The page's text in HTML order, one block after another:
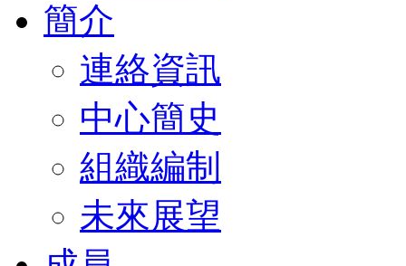
簡介
連絡資訊
中心簡史
組織編制
未來展望